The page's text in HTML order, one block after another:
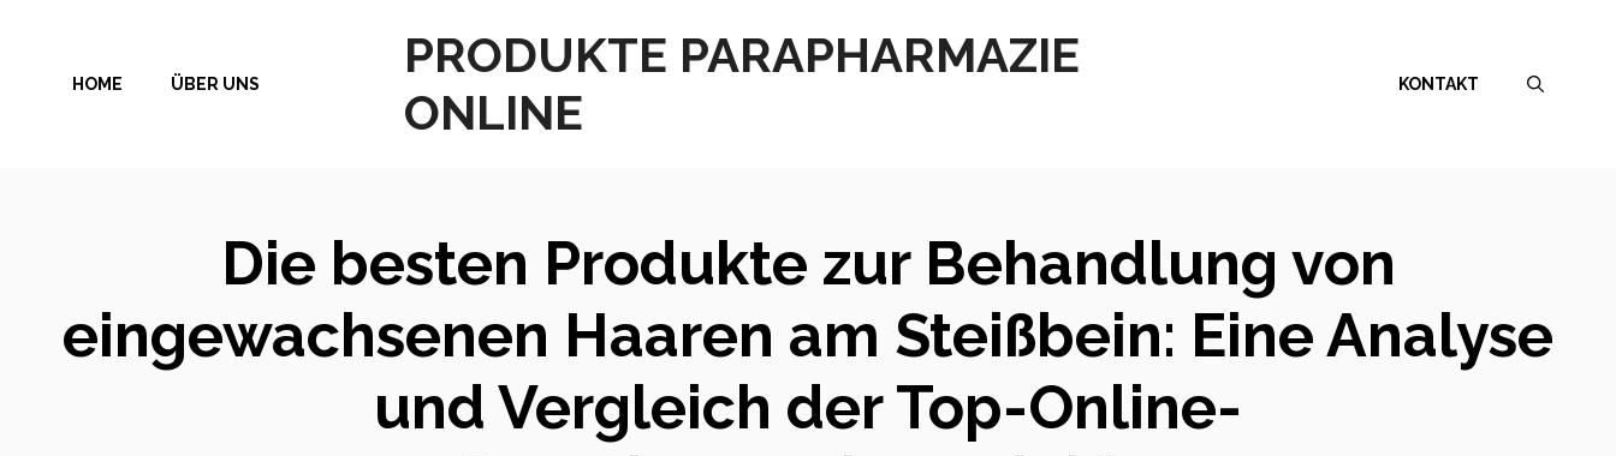
springen
PRODUKTE PARAPHARMAZIE
ONLINE
HOME ÜBER UNS KONTAKT
Die besten Produkte zur Behandlung von
eingewachsenen Haaren am Steißbein: Eine Analyse
und Vergleich der Top-Online-